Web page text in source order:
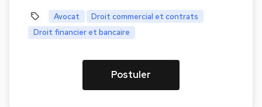
Avocat
Droit commercial et contrats
Droit financier et bancaire
Postuler